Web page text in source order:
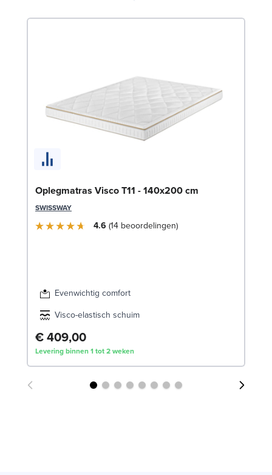
Oplegmatras Visco T11 - 140x200 cm
SWISSWAY
4.6 14 beoordelingen
Evenwichtig comfort
Visco-elastisch schuim
€ 409,00
Levering binnen 1 tot 2 weken